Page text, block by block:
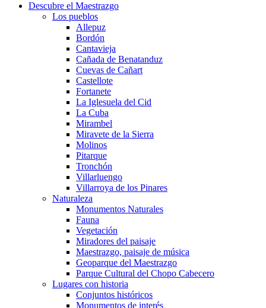
Descubre el Maestrazgo
Los pueblos
Allepuz
Bordón
Cantavieja
Cañada de Benatanduz
Cuevas de Cañart
Castellote
Fortanete
La Iglesuela del Cid
La Cuba
Mirambel
Miravete de la Sierra
Molinos
Pitarque
Tronchón
Villarluengo
Villarroya de los Pinares
Naturaleza
Monumentos Naturales
Fauna
Vegetación
Miradores del paisaje
Maestrazgo, paisaje de música
Geoparque del Maestrazgo
Parque Cultural del Chopo Cabecero
Lugares con historia
Conjuntos históricos
Monumentos de interés